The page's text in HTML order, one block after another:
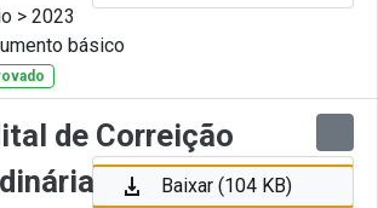
> 2023
básico
de Correição
nº 007-2023
Baixar (104 KB)